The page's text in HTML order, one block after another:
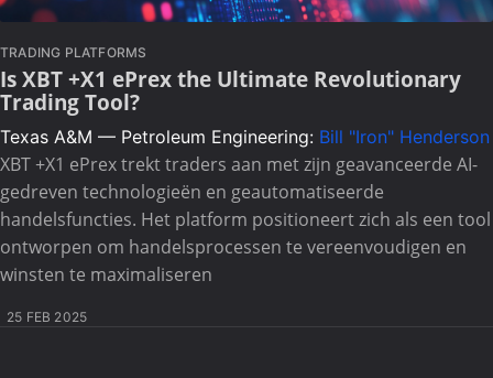
TRADING PLATFORMS
Is XBT +X1 ePrex the Ultimate Revolutionary
Trading Tool?
Texas A&M — Petroleum Engineering: Bill "Iron" Henderson
XBT +X1 ePrex trekt traders aan met zijn geavanceerde AI-
gedreven technologieën en geautomatiseerde
handelsfuncties. Het platform positioneert zich als een tool
ontworpen om handelsprocessen te vereenvoudigen en
winsten te maximaliseren
25 FEB 2025